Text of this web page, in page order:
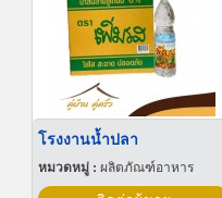
โรงงานน้ำปลา
หมวดหมู่ : ผลิตภัณฑ์อาหาร